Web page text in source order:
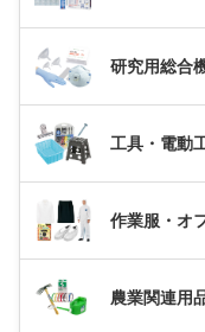
研究用総合
工具・電動
作業服・オ
農業関連用